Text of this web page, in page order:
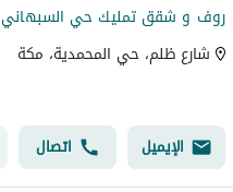
روف و شقق تمليك حي السبهاني 510,000
شارع ظلم، حي المحمدية، مكة
الإيميل اتصال